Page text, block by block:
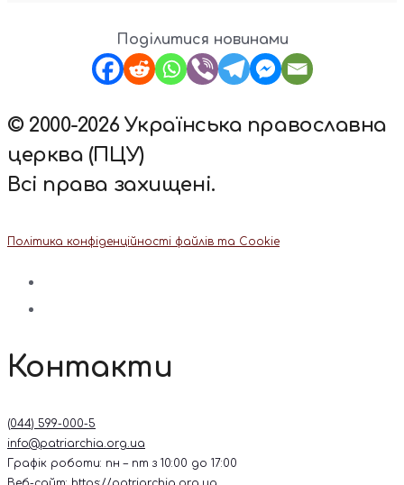
Поділитися новинами
© 2000-2026 Українська православна
церква (ПЦУ)
Всі права захищені.
Політика конфіденційності файлів та Cookie
Контакти
(044) 599-000-5
info@patriarchia.org.ua
Графік роботи: пн – пт з 10:00 до 17:00